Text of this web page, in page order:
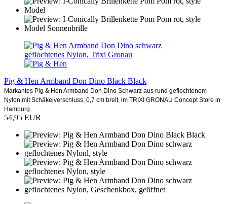
Pig & Hen Armband Don Dino Black Black
Markantes Pig & Hen Armband Don Dino Schwarz aus rund geflochtenem
Nylon mit Schäkelverschluss, 0,7 cm breit, im TRIXI GRONAU Concept Store in
Hamburg.
54,95 EUR